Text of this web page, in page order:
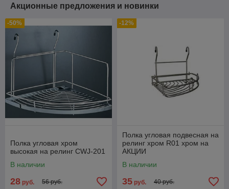
Акционные предложения и новинки
-50%
Полка угловая хром
высокая на релинг CWJ-201
В наличии
28 руб. 56 руб.
-12%
Полка угловая подвесная на
релинг хром R01 хром на
АКЦИИ
В наличии
35 руб. 40 руб.